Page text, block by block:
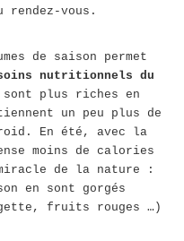
rendez-vous.
de saison permet
nutritionnels du
plus riches en
un peu plus de
En été, avec la
moins de calories
de la nature :
en sont gorgés
fruits rouges …)